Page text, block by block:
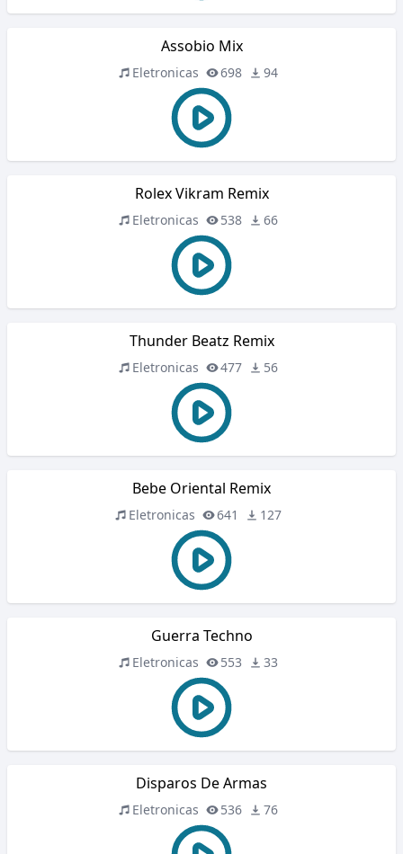
Assobio Mix
Eletronicas 698 94
Rolex Vikram Remix
Eletronicas 538 66
Thunder Beatz Remix
Eletronicas 477 56
Bebe Oriental Remix
Eletronicas 641 127
Guerra Techno
Eletronicas 553 33
Disparos De Armas
Eletronicas 536 76